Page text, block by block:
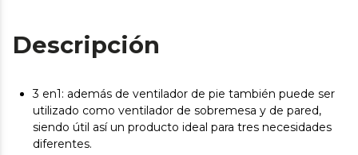
Descripción
3 en1: además de ventilador de pie también puede ser
utilizado como ventilador de sobremesa y de pared,
siendo útil así un producto ideal para tres necesidades
diferentes.